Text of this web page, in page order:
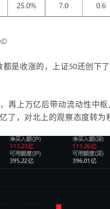
都是收涨的，上证50还创下
再上万亿后带动流动性中
了，对北上的观察态度转为